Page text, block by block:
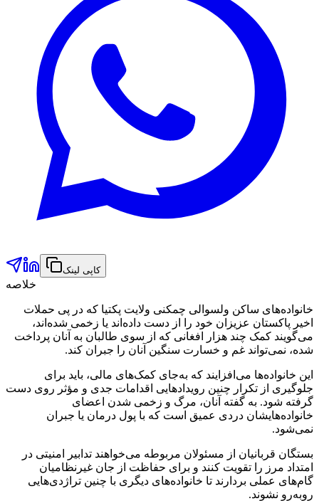
کاپی لینک
خلاصه
خانواده‌های ساکن ولسوالی چمکنی ولایت پکتیا که در پی حملات
اخیر پاکستان عزیزان خود را از دست داده‌اند یا زخمی شده‌اند،
می‌گویند کمک چند هزار افغانی که از سوی طالبان به آنان پرداخت
شده، نمی‌تواند غم و خسارت سنگین آنان را جبران کند.
این خانواده‌ها می‌افزایند که به‌جای کمک‌های مالی، باید برای
جلوگیری از تکرار چنین رویدادهایی اقدامات جدی و مؤثر روی دست
گرفته شود. به گفته آنان، مرگ و زخمی شدن اعضای
خانواده‌هایشان دردی عمیق است که با پول درمان یا جبران
نمی‌شود.
بستگان قربانیان از مسئولان مربوطه می‌خواهند تدابیر امنیتی در
امتداد مرز را تقویت کنند و برای حفاظت از جان غیرنظامیان
گام‌های عملی بردارند تا خانواده‌های دیگری با چنین تراژدی‌هایی
روبه‌رو نشوند.